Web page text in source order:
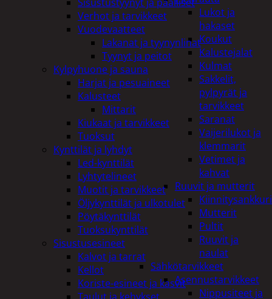
Lukot ja
hakaset
Koukut
Kalustejalat
Kulmat
Sakkelit,
pylpyrät ja
tarvikkeet
Saranat
Vaijerilukot ja
klemmarit
Vetimet ja
kahvat
Ruuvit ja mutterit
Mutterit
Pultit
Ruuvit ja
naulat
Sähkötarvikkeet
Asennustarvikkeet
Nippusiteet ja
Verhot ja tarvikkeet
Vuodevaatteet
Lakanat ja tyynynlinat
Tyynyt ja peitot
Kylpyhuone ja sauna
Harjat ja pesuaineet
Kalusteet
Mittarit
Kiukaat ja tarvikkeet
Tuoksut
Kynttilät ja lyhdyt
Led-kynttilät
Lyhtytelineet
Muotit ja tarvikkeet
Öljykynttilät ja ulkotulet
Pöytäkynttilät
Tuoksukynttilät
Sisustusesineet
Kalvot ja tarrat
Kellot
Koriste-esineet ja kasvit